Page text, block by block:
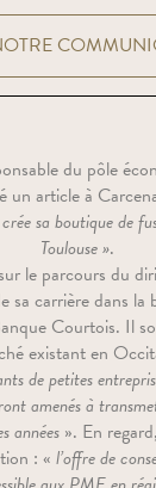
du pôle
un article à
sa boutique de
Toulouse ».
le parcours du
sa carrière dans
Courtois. Il
existant en
de petites
amenés à
années». En
: « l’offre de